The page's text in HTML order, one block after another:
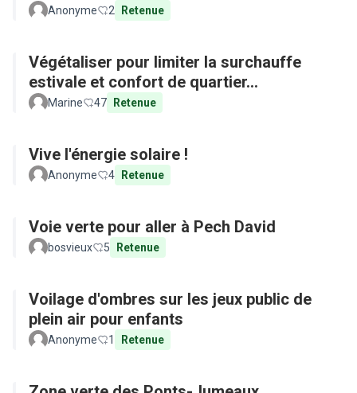
Anonyme 2 Retenue
Végétaliser pour limiter la surchauffe
estivale et confort de quartier...
Marine 47 Retenue
Vive l'énergie solaire !
Anonyme 4 Retenue
Voie verte pour aller à Pech David
bosvieux 5 Retenue
Voilage d'ombres sur les jeux public de
plein air pour enfants
Anonyme 1 Retenue